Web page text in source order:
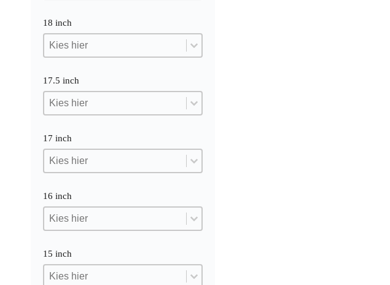
18 inch
18 inch
18 inch
18 inch
17.5 inch
17.5 inch
17.5 inch
17.5 inch
17 inch
17 inch
17 inch
17 inch
16 inch
16 inch
16 inch
16 inch
15 inch
15 inch
15 inch
15 inch